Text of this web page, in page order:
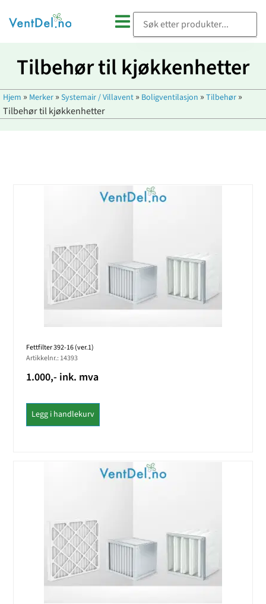
Tilbehør til kjøkkenhetter
Hjem » Merker » Systemair / Villavent » Boligventilasjon » Tilbehør »
Tilbehør til kjøkkenhetter
Fettfilter 392-16 (ver.1)
Artikkelnr.: 14393
1.000,- ink. mva
Legg i handlekurv